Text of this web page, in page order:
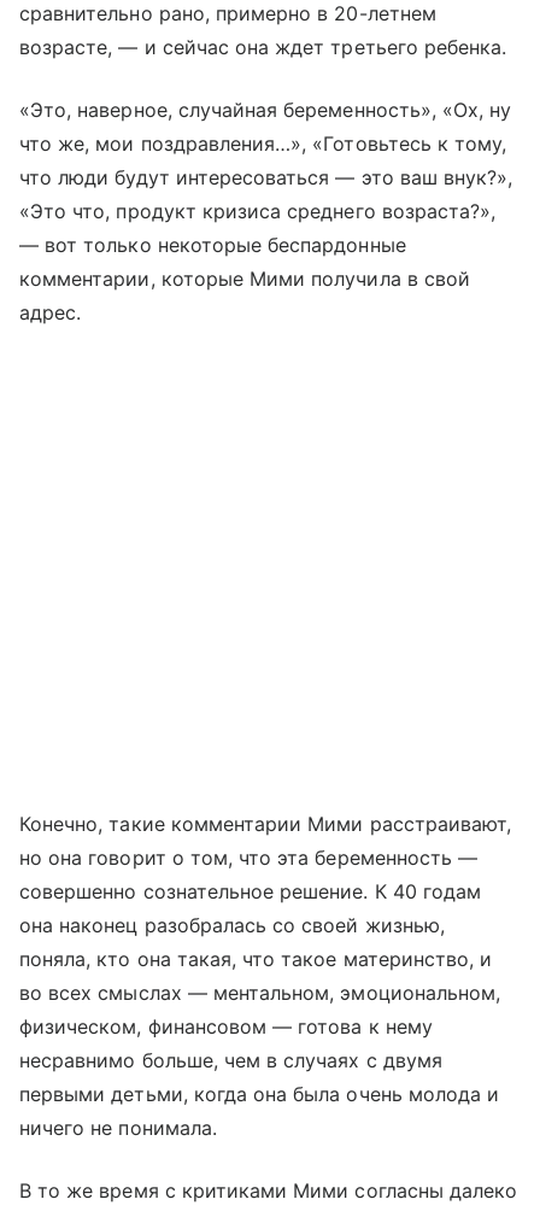
сравнительно рано, примерно в 20-летнем
возрасте, — и сейчас она ждет третьего ребенка.
«Это, наверное, случайная беременность», «Ох, ну
что же, мои поздравления…», «Готовьтесь к тому,
что люди будут интересоваться — это ваш внук?»,
«Это что, продукт кризиса среднего возраста?»,
— вот только некоторые беспардонные
комментарии, которые Мими получила в свой
адрес.
Конечно, такие комментарии Мими расстраивают,
но она говорит о том, что эта беременность —
совершенно сознательное решение. К 40 годам
она наконец разобралась со своей жизнью,
поняла, кто она такая, что такое материнство, и
во всех смыслах — ментальном, эмоциональном,
физическом, финансовом — готова к нему
несравнимо больше, чем в случаях с двумя
первыми детьми, когда она была очень молода и
ничего не понимала.
В то же время с критиками Мими согласны далеко